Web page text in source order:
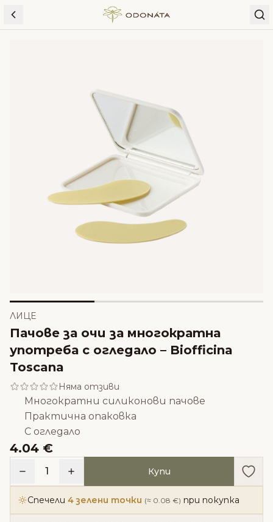
Skip to content
ЛИЦЕ
Пачове за очи за многократна
употреба с огледало – Biofficina
Toscana
Няма отзиви
Многократни силиконови пачове
Практична опаковка
С огледало
4.04 €
1 Купи
Спечели 4 зелени точки (≈ 0.08 €) при покупка